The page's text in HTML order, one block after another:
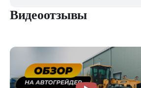
Видеоотзывы